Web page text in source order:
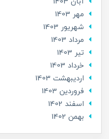
مهر 1403
شهریور 1403
مرداد 1403
تير 1403
خرداد 1403
ارديبهشت 1403
فروردین 1403
اسفند 1402
بهمن 1402